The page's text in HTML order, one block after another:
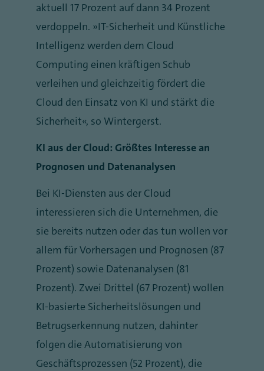
aktuell 17 Prozent auf dann 34 Prozent
verdoppeln. „IT-Sicherheit und Künstliche
Intelligenz werden dem Cloud
Computing einen kräftigen Schub
verleihen und gleichzeitig fördert die
Cloud den Einsatz von KI und stärkt die
Sicherheit“, so Wintergerst.
KI aus der Cloud: Größtes Interesse an
Prognosen und Datenanalysen
Bei KI-Diensten aus der Cloud
interessieren sich die Unternehmen, die
sie bereits nutzen oder das tun wollen vor
allem für Vorhersagen und Prognosen (87
Prozent) sowie Datenanalysen (81
Prozent). Zwei Drittel (67 Prozent) wollen
KI-basierte Sicherheitslösungen und
Betrugserkennung nutzen, dahinter
folgen die Automatisierung von
Geschäftsprozessen (52 Prozent), die